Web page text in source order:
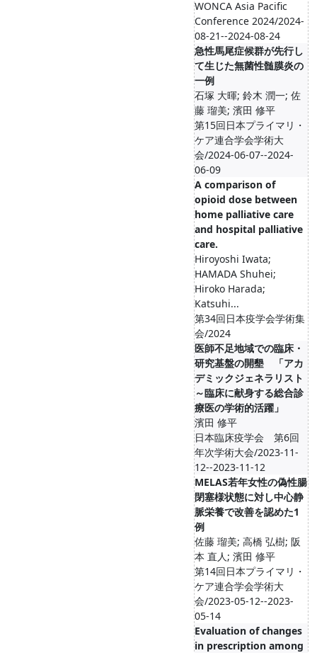
WONCA Asia Pacific
Conference 2024/2024-
08-21--2024-08-24
急性馬尾症候群が先行し
て生じた無菌性髄膜炎の
一例
石塚 大暉; 鈴木 潤一; 佐
藤 瑠美; 濱田 修平
第15回日本プライマリ・
ケア連合学会学術大
会/2024-06-07--2024-
06-09
A comparison of
opioid dose between
home palliative care
and hospital palliative
care.
Hiroyoshi Iwata;
HAMADA Shuhei;
Hiroko Harada;
Katsuhi...
第34回日本疫学会学術集
会/2024
医師不足地域での臨床・
研究基盤の開墾 「アカ
デミックジェネラリスト
～臨床に献身する総合診
療医の学術的活躍」
濱田 修平
日本臨床疫学会 第6回
年次学術大会/2023-11-
12--2023-11-12
MELAS若年女性の偽性腸
閉塞様状態に対し中心静
脈栄養で改善を認めた1
例
佐藤 瑠美; 高橋 弘樹; 阪
本 直人; 濱田 修平
第14回日本プライマリ・
ケア連合学会学術大
会/2023-05-12--2023-
05-14
Evaluation of changes
in prescription among